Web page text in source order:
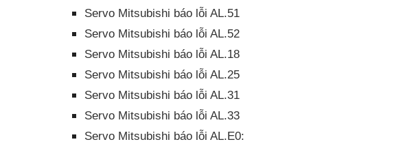
Servo Mitsubishi báo lỗi AL.51
Servo Mitsubishi báo lỗi AL.52
Servo Mitsubishi báo lỗi AL.18
Servo Mitsubishi báo lỗi AL.25
Servo Mitsubishi báo lỗi AL.31
Servo Mitsubishi báo lỗi AL.33
Servo Mitsubishi báo lỗi AL.E0: